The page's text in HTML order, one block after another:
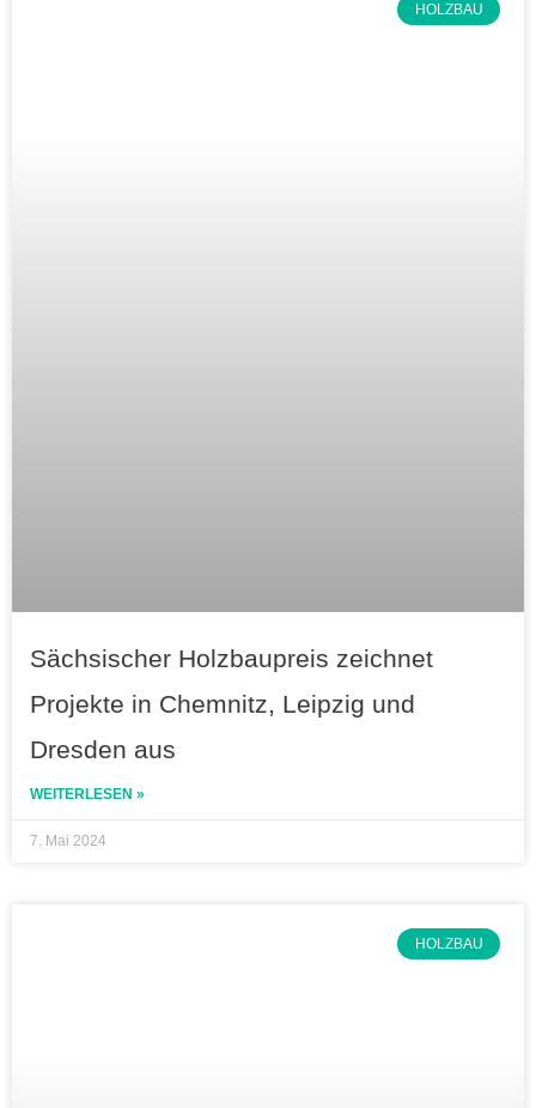
HOLZBAU
Sächsischer Holzbaupreis zeichnet
Projekte in Chemnitz, Leipzig und
Dresden aus
WEITERLESEN »
7. Mai 2024
HOLZBAU